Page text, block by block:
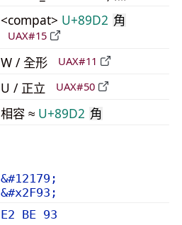
<compat> U+89D2 角
UAX#15
W / 全形 UAX#11
U / 正立 UAX#50
相容 ≈ U+89D2 角
&#12179;
&#x2F93;
E2 BE 93